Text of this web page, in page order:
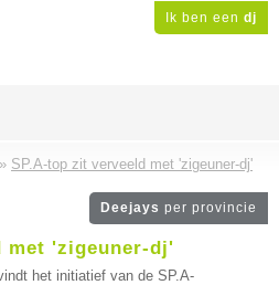
Ik ben een dj
» SP.A-top zit verveeld met 'zigeuner-dj'
Deejays per provincie
met 'zigeuner-dj'
het initiatief van de SP.A-